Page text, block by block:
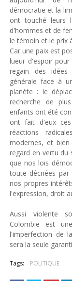
démocratie et la
ont touché leurs
d'hommes et de
le témoin et le prix
Car une paix est
lueur d'espoir
regain des idées
générale face à
planète : le
recherche de
enfants ont été
ontfait d'eux
réactions
modernes, et
regard en vertu du
que nos lois
toute décriées
nos propres
l'expression, droit
Aussi violente
Colombie est
l'imperfection de
sera la seule
Tags: POLITIQUE